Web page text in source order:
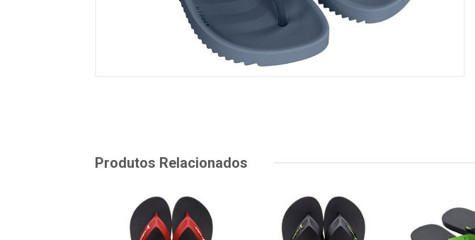
Produtos Relacionados